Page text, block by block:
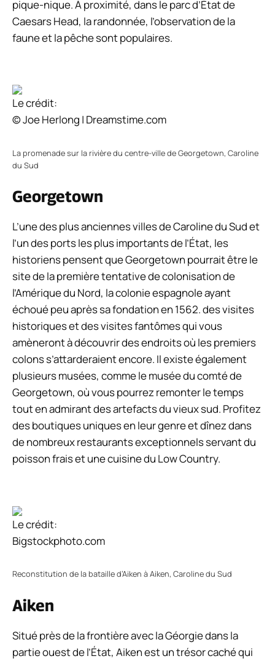
pique-nique. À proximité, dans le parc d’État de
Caesars Head, la randonnée, l’observation de la
faune et la pêche sont populaires.
Le crédit:
© Joe Herlong | Dreamstime.com
La promenade sur la rivière du centre-ville de Georgetown, Caroline
du Sud
Georgetown
L’une des plus anciennes villes de Caroline du Sud et
l’un des ports les plus importants de l’État, les
historiens pensent que Georgetown pourrait être le
site de la première tentative de colonisation de
l’Amérique du Nord, la colonie espagnole ayant
échoué peu après sa fondation en 1562. des visites
historiques et des visites fantômes qui vous
amèneront à découvrir des endroits où les premiers
colons s’attarderaient encore. Il existe également
plusieurs musées, comme le musée du comté de
Georgetown, où vous pourrez remonter le temps
tout en admirant des artefacts du vieux sud. Profitez
des boutiques uniques en leur genre et dînez dans
de nombreux restaurants exceptionnels servant du
poisson frais et une cuisine du Low Country.
Le crédit:
Bigstockphoto.com
Reconstitution de la bataille d’Aiken à Aiken, Caroline du Sud
Aiken
Situé près de la frontière avec la Géorgie dans la
partie ouest de l’État, Aiken est un trésor caché qui